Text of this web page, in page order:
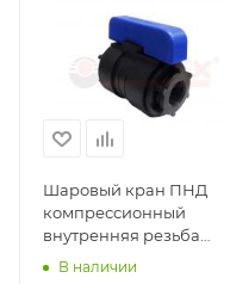
Шаровый кран ПНД
компрессионный
внутренняя резьба
3/4"х3/4" ДУ 20 мм Valfex
В наличии